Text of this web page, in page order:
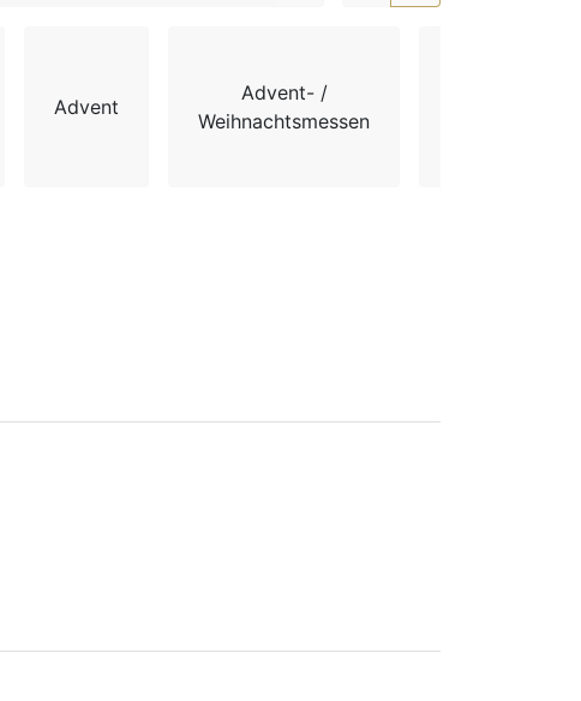
Advent
Advent- /
Weihnachtsmessen